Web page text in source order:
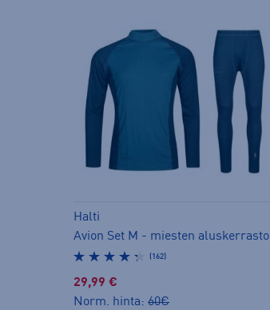
Halti
Avion Set M - miesten aluskerrasto
(162)
29,99 €
Norm. hinta: 60€